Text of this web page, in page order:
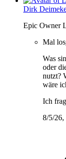
Dirk
Epic Owner
Mal
Was
oder
nutzt?
wäre
Ich
8/5/